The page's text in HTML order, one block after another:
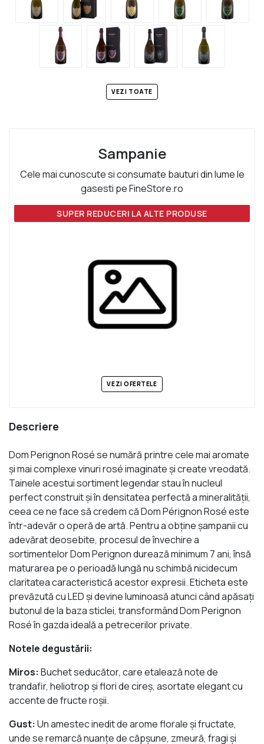
Sampanie
Cele mai cunoscute si consumate bauturi din lume le
gasesti pe FineStore.ro
SUPER REDUCERI LA ALTE PRODUSE
VEZI OFERTELE
VEZI TOATE
Descriere
Dom Perignon Rosé se numără printre cele mai aromate
şi mai complexe vinuri rosé imaginate şi create vreodată.
Tainele acestui sortiment legendar stau în nucleul
perfect construit şi în densitatea perfectă a mineralităţii,
ceea ce ne face să credem că Dom Pérignon Rosé este
într-adevăr o operă de artă. Pentru a obţine şampanii cu
adevărat deosebite, procesul de învechire a
sortimentelor Dom Perignon durează minimum 7 ani, însă
maturarea pe o perioadă lungă nu schimbă nicidecum
claritatea caracteristică acestor expresii. Eticheta este
prevăzută cu LED şi devine luminoasă atunci când apăsaţi
butonul de la baza sticlei, transformând Dom Perignon
Rosé în gazda ideală a petrecerilor private.
Notele degustării:
Miros: Buchet seducător, care etalează note de
trandafir, heliotrop şi flori de cireş, asortate elegant cu
accente de fructe roşii.
Gust: Un amestec inedit de arome florale şi fructate,
unde se remarcă nuanţe de căpşune, zmeură, fragi şi